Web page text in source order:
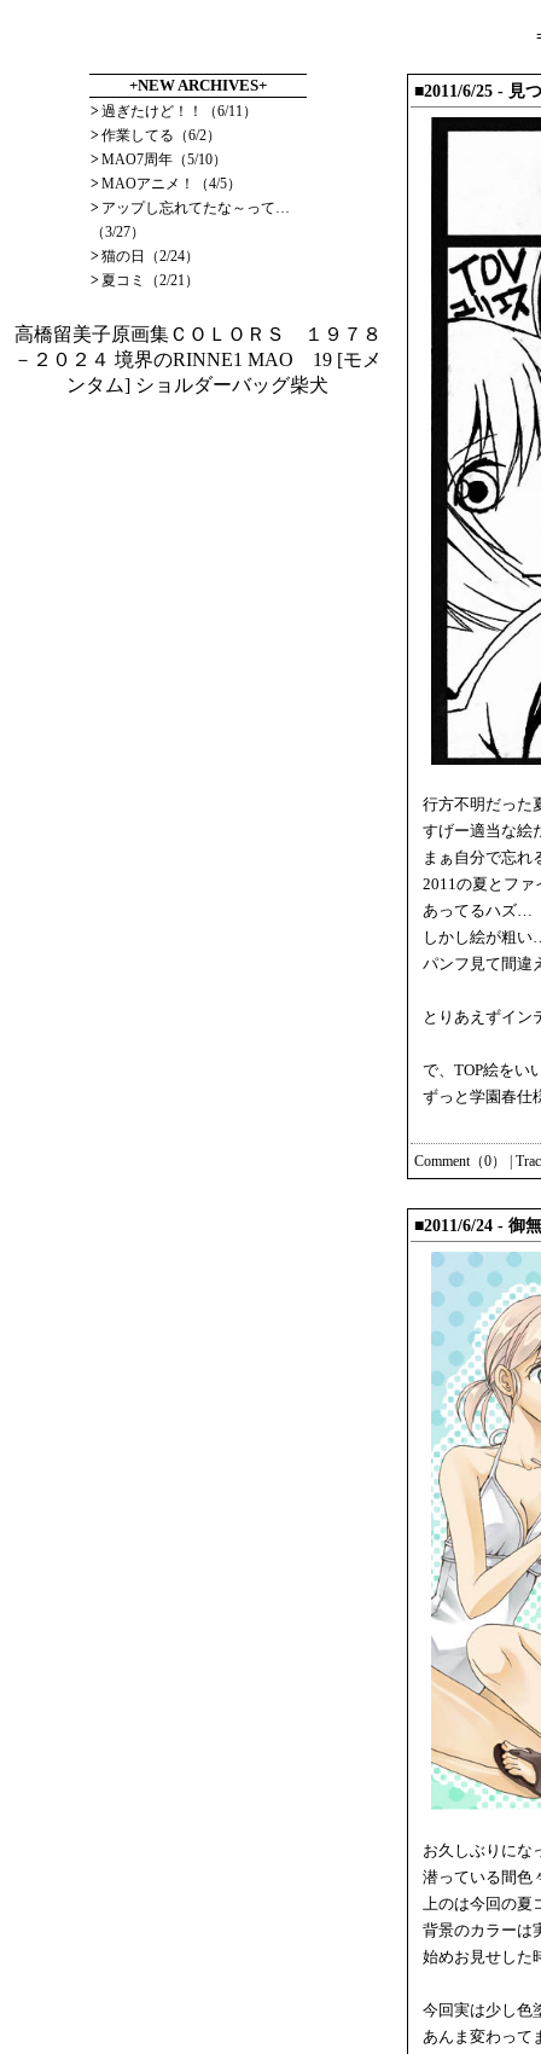
+NEW ARCHIVES+
>過ぎたけど！！（6/11）
>作業してる（6/2）
>MAO7周年（5/10）
>MAOアニメ！（4/5）
> アップし忘れてたな～って…
（3/27）
>猫の日（2/24）
>夏コミ（2/21）
高橋留美子原画集ＣＯＬＯＲＳ １９７８
－２０２４ 境界のRINNE1 MAO 19 [モメ
ンタム] ショルダーバッグ柴犬
■2011/6/25 - 見
行方不明だった
すげー適当な
まぁ自分で忘
2011の夏とファ
あってるハズ…
しかし絵が粗
パンフ見て間違
とりあえずイン
で、TOP絵をい
ずっと学園春仕
Comment（0）
■2011/6/24 - 御
お久しぶりに
潜っている間色
上のは今回の夏
背景のカラーは
始めお見せした
今回実は少し色
あんま変わって